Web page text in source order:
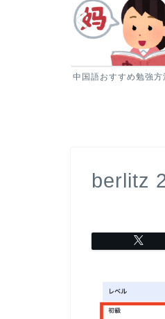
中国語おすすめ勉強方
berlitz